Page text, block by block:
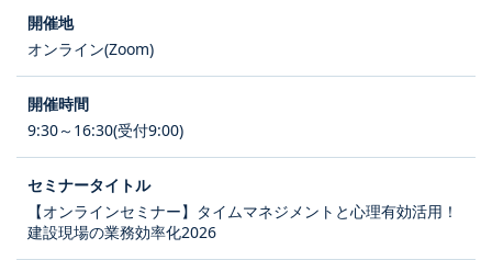
オンライン(Zoom)
9:30～16:30(受付9:00)
【オンラインセミナー】タイムマネジメントと心理有効活用！
建設現場の業務効率化2026